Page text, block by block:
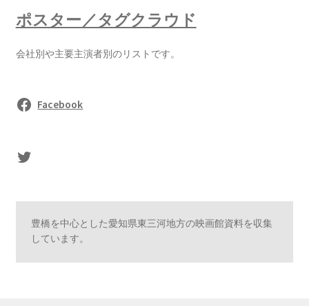
ポスター／タグクラウド
会社別や主要主演者別のリストです。
Facebook
sasaki's Twitter
豊橋を中心とした愛知県東三河地方の映画館資料を収集
しています。